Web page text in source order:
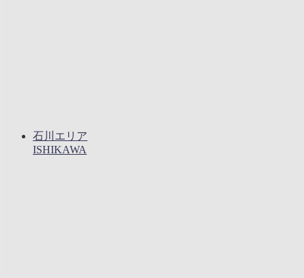
石川エリア
ISHIKAWA